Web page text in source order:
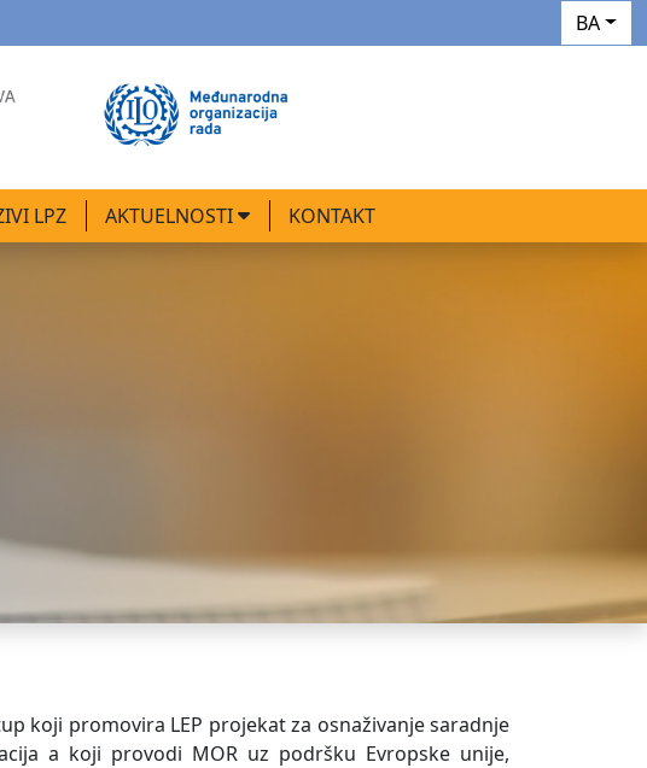
BA
LPZ AKTUELNOSTI KONTAKT
koji promovira LEP projekat za osnaživanje saradnje
a koji provodi MOR uz podršku Evropske unije,